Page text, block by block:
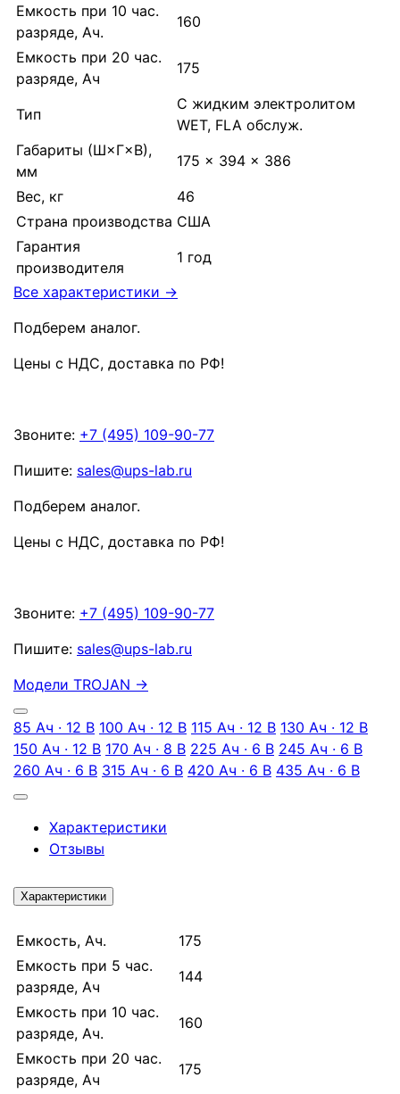
Емкость при 10 час.
разряде, Ач.
160
Емкость при 20 час.
разряде, Ач
175
Тип
С жидким электролитом
WET, FLA обслуж.
Габариты (Ш×Г×В),
мм
175 × 394 × 386
Вес, кг
46
Страна производства США
Гарантия
производителя
1 год
Все характеристики →
Подберем аналог.
Цены с НДС, доставка по РФ!
Звоните: +7 (495) 109-90-77
Пишите: sales@ups-lab.ru
Подберем аналог.
Цены с НДС, доставка по РФ!
Звоните: +7 (495) 109-90-77
Пишите: sales@ups-lab.ru
Модели TROJAN →
85 Ач · 12 В 100 Ач · 12 В 115 Ач · 12 В 130 Ач · 12 В
150 Ач · 12 В 170 Ач · 8 В 225 Ач · 6 В 245 Ач · 6 В
260 Ач · 6 В 315 Ач · 6 В 420 Ач · 6 В 435 Ач · 6 В
Характеристики
Отзывы
Характеристики
Емкость, Ач.
175
Емкость при 5 час.
разряде, Ач
144
Емкость при 10 час.
разряде, Ач.
160
Емкость при 20 час.
разряде, Ач
175